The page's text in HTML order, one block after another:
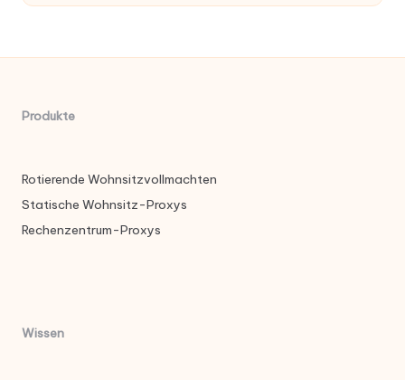
Produkte
Rotierende Wohnsitzvollmachten
Statische Wohnsitz-Proxys
Rechenzentrum-Proxys
Wissen